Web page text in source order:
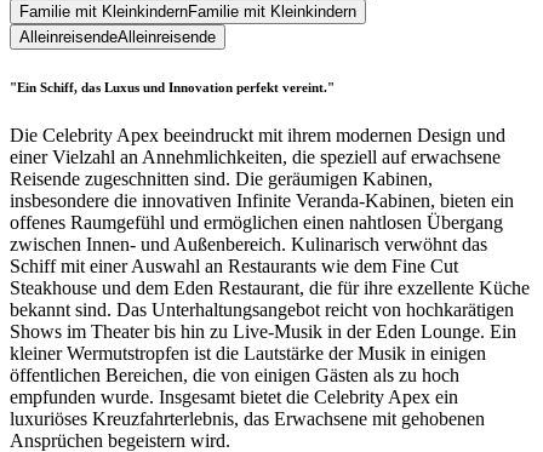
Familie mit KleinkindernFamilie mit Kleinkindern
AlleinreisendeAlleinreisende
"Ein Schiff, das Luxus und Innovation perfekt vereint."
Die Celebrity Apex beeindruckt mit ihrem modernen Design und
einer Vielzahl an Annehmlichkeiten, die speziell auf erwachsene
Reisende zugeschnitten sind. Die geräumigen Kabinen,
insbesondere die innovativen Infinite Veranda-Kabinen, bieten ein
offenes Raumgefühl und ermöglichen einen nahtlosen Übergang
zwischen Innen- und Außenbereich. Kulinarisch verwöhnt das
Schiff mit einer Auswahl an Restaurants wie dem Fine Cut
Steakhouse und dem Eden Restaurant, die für ihre exzellente Küche
bekannt sind. Das Unterhaltungsangebot reicht von hochkarätigen
Shows im Theater bis hin zu Live-Musik in der Eden Lounge. Ein
kleiner Wermutstropfen ist die Lautstärke der Musik in einigen
öffentlichen Bereichen, die von einigen Gästen als zu hoch
empfunden wurde. Insgesamt bietet die Celebrity Apex ein
luxuriöses Kreuzfahrterlebnis, das Erwachsene mit gehobenen
Ansprüchen begeistern wird.